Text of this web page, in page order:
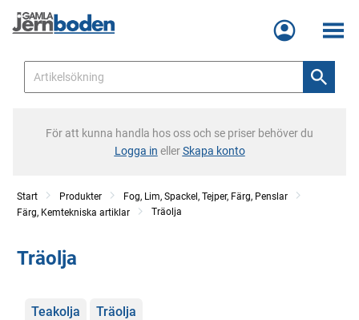
Meny
För att kunna handla hos oss och se priser behöver du
Logga in ellerSkapa konto
Start Produkter
Fog, Lim, Spackel, Tejper, Färg, Penslar
Färg, Kemtekniska artiklar
Träolja
Träolja
Kategorier
Teakolja Träolja